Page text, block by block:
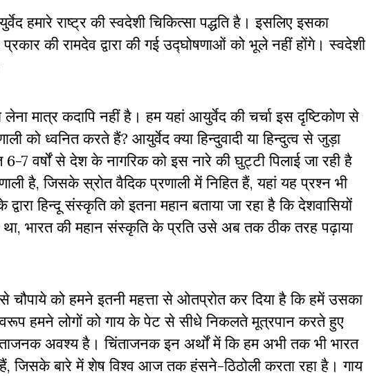
हमारे राष्ट्र की स्वदेशी चिकित्सा पद्धति है। इसलिए इसका
की रामदेव द्वारा की गई उद्घोषणाओं को भूले नहीं होंगे। स्वदेशी
मात्र कदापि नहीं है। हम यहां आयुर्वेद की चर्चा इस दृष्टिकोण से
को ध्वनित करते हैं? आयुर्वेद क्या हिन्दुवादी या हिन्दुत्व से जुड़ा
7 वर्षों से देश के नागरिक को इस नारे की घुट्टी पिलाई जा रही है
है, जिसके स्रोत वैदिक प्रणाली में निहित हैं, यहां यह प्रश्न भी
हिन्दू संस्कृति को इतना महान बताया जा रहा है कि देशवासियों
भारत की महान संस्कृति के प्रति उसे अब तक ठीक तरह पढ़ाया
को हमने इतनी महत्ता से ओतप्रोत कर दिया है कि हमें उसका
हमने लोगों को गाय के पेट से सीधे निकलते मूत्रपान करते हुए
अवश्य है। चिंताजनक इन अर्थों में कि हम अभी तक भी भारत
जिसके बारे में शेष विश्व आज तक हंसने-ठिठोली करता रहा है। गाय